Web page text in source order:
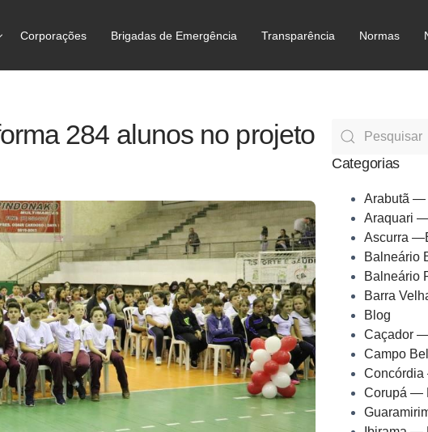
Corporações Brigadas de Emergência Transparência Normas
284 alunos no projeto
Categorias
Arabutã —
Araquari
Ascurra
Balneário
Balneário
Barra
Blog
Caçador
Campo
Corupá —